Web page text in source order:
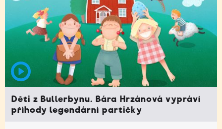
Děti z Bullerbynu. Bára Hrzánová vypráví
příhody legendární partičky